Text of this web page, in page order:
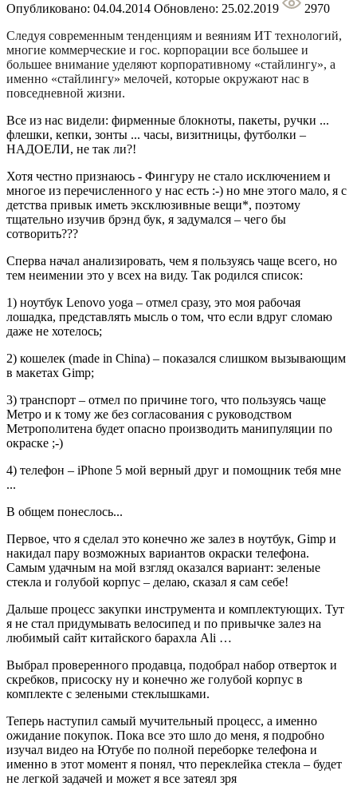
Опубликовано: 04.04.2014 Обновлено: 25.02.2019
2970
Следуя современным тенденциям и веяниям ИТ технологий,
многие коммерческие и гос. корпорации все большее и
большее внимание уделяют корпоративному «стайлингу», а
именно «стайлингу» мелочей, которые окружают нас в
повседневной жизни.
Все из нас видели: фирменные блокноты, пакеты, ручки ...
флешки, кепки, зонты ... часы, визитницы, футболки –
НАДОЕЛИ, не так ли?!
Хотя честно признаюсь - Фингуру не стало исключением и
многое из перечисленного у нас есть :-) но мне этого мало, я с
детства привык иметь эксклюзивные вещи*, поэтому
тщательно изучив брэнд бук, я задумался – чего бы
сотворить???
Сперва начал анализировать, чем я пользуясь чаще всего, но
тем неимении это у всех на виду. Так родился список:
1) ноутбук Lenovo yoga – отмел сразу, это моя рабочая
лошадка, представлять мысль о том, что если вдруг сломаю
даже не хотелось;
2) кошелек (made in China) – показался слишком вызывающим
в макетах Gimp;
3) транспорт – отмел по причине того, что пользуясь чаще
Метро и к тому же без согласования с руководством
Метрополитена будет опасно производить манипуляции по
окраске ;-)
4) телефон – iPhone 5 мой верный друг и помощник тебя мне
...
В общем понеслось...
Первое, что я сделал это конечно же залез в ноутбук, Gimp и
накидал пару возможных вариантов окраски телефона.
Самым удачным на мой взгляд оказался вариант: зеленые
стекла и голубой корпус – делаю, сказал я сам себе!
Дальше процесс закупки инструмента и комплектующих. Тут
я не стал придумывать велосипед и по привычке залез на
любимый сайт китайского барахла Ali …
Выбрал проверенного продавца, подобрал набор отверток и
скребков, присоску ну и конечно же голубой корпус в
комплекте с зелеными стеклышками.
Теперь наступил самый мучительный процесс, а именно
ожидание покупок. Пока все это шло до меня, я подробно
изучал видео на Ютубе по полной переборке телефона и
именно в этот момент я понял, что переклейка стекла – будет
не легкой задачей и может я все затеял зря